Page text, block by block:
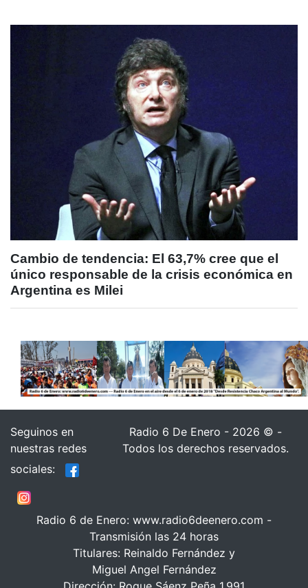
Cambio de tendencia: El 63,7% cree que el
único responsable de la crisis económica en
Argentina es Milei
Seguinos en
nuestras redes
sociales:
Radio 6 De Enero - 2026 © -
Todos los derechos reservados.
Radio 6 de Enero: www.radio6deenero.com -
Transmisión las 24 horas
Titulares: Reinaldo Fernández y
Miguel Angel Fernández